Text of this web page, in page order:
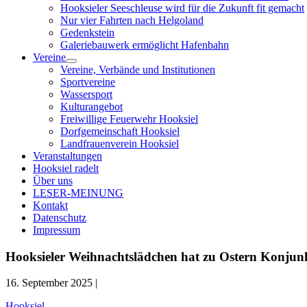
Hooksieler Seeschleuse wird für die Zukunft fit gemacht
Nur vier Fahrten nach Helgoland
Gedenkstein
Galeriebauwerk ermöglicht Hafenbahn
Vereine
Menü
öffnen
Vereine, Verbände und Institutionen
Sportvereine
Wassersport
Kulturangebot
Freiwillige Feuerwehr Hooksiel
Dorfgemeinschaft Hooksiel
Landfrauenverein Hooksiel
Veranstaltungen
Hooksiel radelt
Über uns
LESER-MEINUNG
Kontakt
Datenschutz
Impressum
Hooksieler Weihnachtslädchen hat zu Ostern
16. September 2025 |